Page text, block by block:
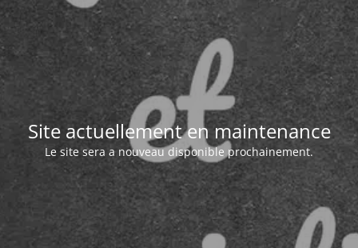
Site actuellement en maintenance
Le site sera a nouveau disponible prochainement.